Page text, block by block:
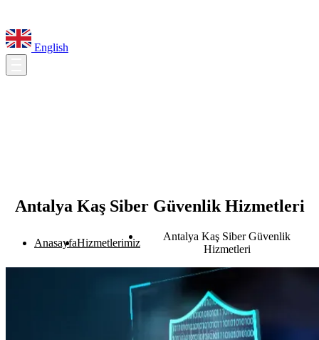
English
Antalya Kaş Siber Güvenlik Hizmetleri
AnasayfaHizmetlerimiz
Antalya Kaş Siber Güvenlik
Hizmetleri